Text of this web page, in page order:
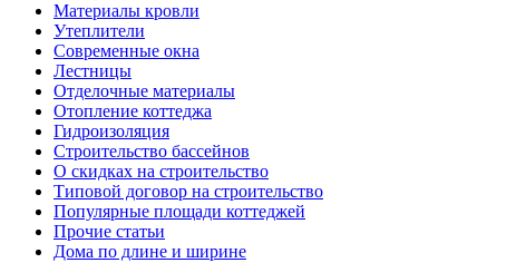
Материалы кровли
Утеплители
Современные окна
Лестницы
Отделочные материалы
Отопление коттеджа
Гидроизоляция
Строительство бассейнов
О скидках на строительство
Типовой договор на строительство
Популярные площади коттеджей
Прочие статьи
Дома по длине и ширине